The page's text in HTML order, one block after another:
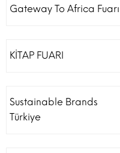
Gateway To Africa Fuarı
KİTAP FUARI
Sustainable Brands
Türkiye